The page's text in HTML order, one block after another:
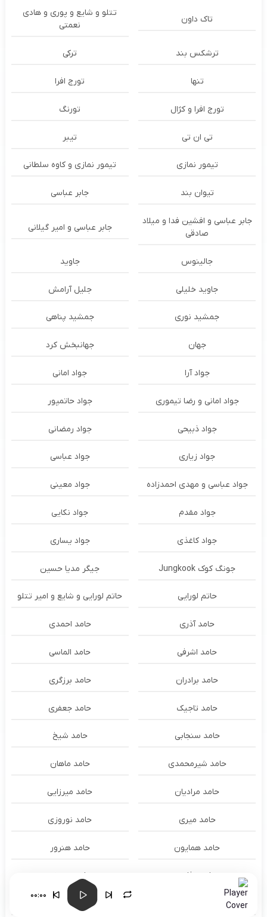
تاک داون
تتلو و شایع و پوری و هادی
نعمتی
ترشكس بند ترکی
تنها تورج افرا
تورج افرا و کژال تورنگ
تی ان تی تیبر
تیمور نمازی تیمور نمازی و کاوه سلطانی
تیوان بند جابر عباسی
جابر عباسی و افشین فدا و میلاد
صادقی
جابر عباسی و امیر گیلانی
جالینوس جاوید
جاوید خلیلی جلیل آرامش
جمشید نوری جمشید پناهی
جهان جهانبخش کرد
جواد آرا جواد امانی
جواد امانی و رضا تیموری جواد حاتمپور
جواد ذبیحی جواد رمضانی
جواد زیاری جواد عباسی
جواد عباسی و مهدی احمدزاده جواد معینی
جواد مقدم جواد نکایی
جواد کاغذی جواد یساری
جونگ کوک Jungkook جیگر مدیا حسین
حاتم لورایی حاتم لورایی و شایع و امیر تتلو
حامد آذری حامد احمدی
حامد اشرفی حامد الماسی
حامد برادران حامد برزگری
حامد تاجیک حامد جعفری
حامد سنجابی حامد شیخ
حامد شیرمحمدی حامد ماهان
حامد مرادیان حامد میرزایی
حامد میری حامد نوروزی
حامد همایون حامد هنرور
حامد وفایی حامد یوسفی
حامیم
00:00